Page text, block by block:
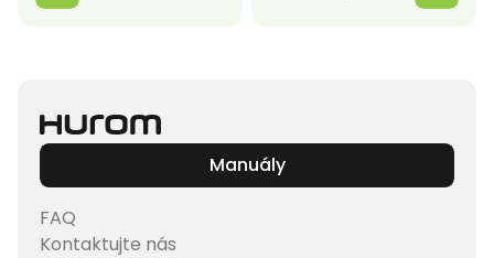
Manuály
FAQ
Kontaktujte nás